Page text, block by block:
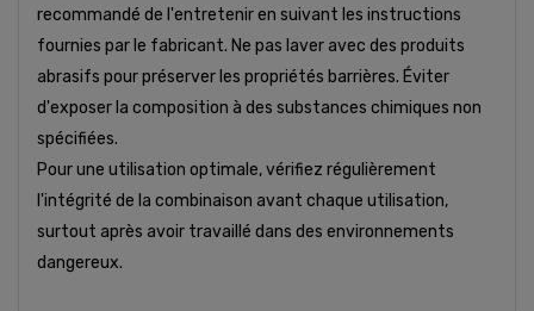
recommandé de l'entretenir en suivant les instructions
fournies par le fabricant. Ne pas laver avec des produits
abrasifs pour préserver les propriétés barrières. Éviter
d'exposer la composition à des substances chimiques non
spécifiées.
Pour une utilisation optimale, vérifiez régulièrement
l'intégrité de la combinaison avant chaque utilisation,
surtout après avoir travaillé dans des environnements
dangereux.